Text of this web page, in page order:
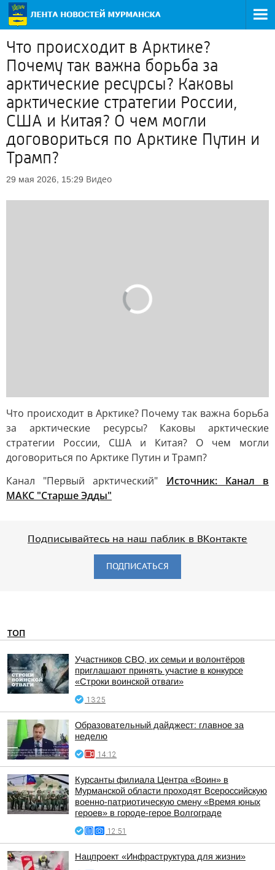
Что происходит в Арктике?
Почему так важна борьба за
арктические ресурсы? Каковы
арктические стратегии России,
США и Китая? О чем могли
договориться по Арктике Путин и
Трамп?
29 мая 2026, 15:29 Видео
Что происходит в Арктике? Почему так важна борьба
за арктические ресурсы? Каковы арктические
стратегии России, США и Китая? О чем могли
договориться по Арктике Путин и Трамп?
Канал "Первый арктический" Источник: Канал в
МАКС "Старше Эдды"
Подписывайтесь на наш паблик в ВКонтакте
ПОДПИСАТЬСЯ
ТОП
Участников СВО, их семьи и волонтёров
приглашают принять участие в конкурсе
«Строки воинской отваги»
13:25
Образовательный дайджест: главное за
неделю
14:12
Курсанты филиала Центра «Воин» в
Мурманской области проходят Всероссийскую
военно-патриотическую смену «Время юных
героев» в городе-герое Волгограде
12:51
Нацпроект «Инфраструктура для жизни»